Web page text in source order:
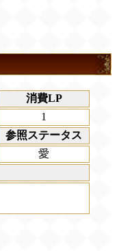
消費LP
1
参照ステータス
愛